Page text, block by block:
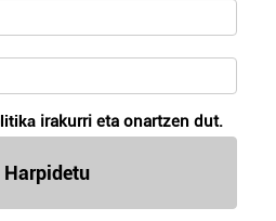
irakurri eta onartzen dut.
Harpidetu